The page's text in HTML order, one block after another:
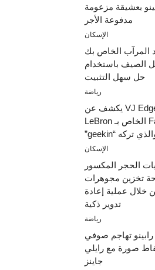
بعشيقة مزعومة
مدفوعة الأجر
الإسكان
المرآب الخاص بك
الصيف باستخدام
حل سهل التثبيت
رياضة
VJ Edgecombe يكشف عن
FaceTime الخاص بـ LeBron
الإسكان
الحجر المكسور
تخزين مجوهرات
خلال عملية إعادة
تدوير ذكية
رياضة
رابينو تهاجم صوفي
صورة مع رايلي
جاينز